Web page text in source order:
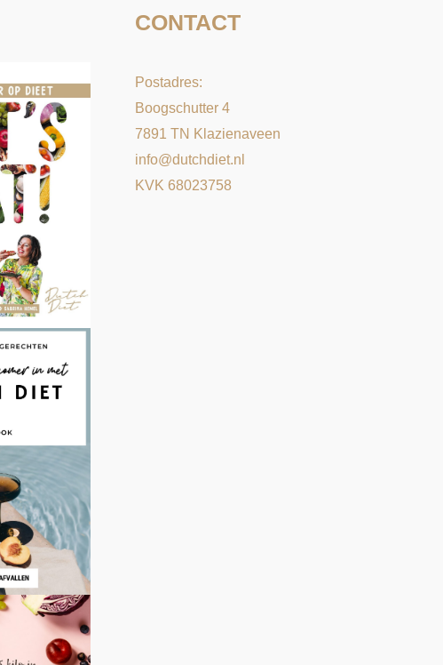
CONTACT
Postadres:
Boogschutter 4
7891 TN Klazienaveen
info@dutchdiet.nl
KVK 68023758